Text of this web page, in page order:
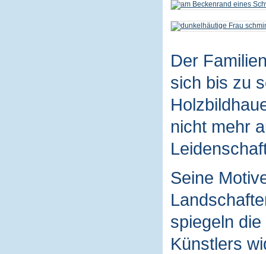
Der
sich bis zu
nicht mehr
Seine
spiegeln
Künstlers